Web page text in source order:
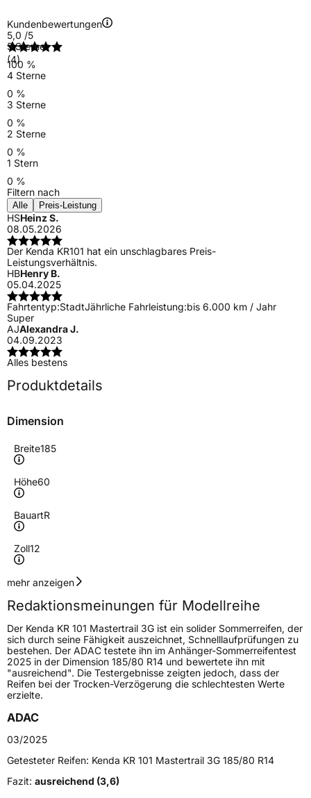
Kundenbewertungen
5,0 /5
(4)
5 Sterne
100 %
4 Sterne
0 %
3 Sterne
0 %
2 Sterne
0 %
1 Stern
0 %
Filtern nach
Alle Preis-Leistung
HSHeinz S.
08.05.2026
Der Kenda KR101 hat ein unschlagbares Preis-
Leistungsverhältnis.
HBHenry B.
05.04.2025
Fahrtentyp:StadtJährliche Fahrleistung:bis 6.000 km / Jahr
Super
AJAlexandra J.
04.09.2023
Alles bestens
Produktdetails
Dimension
Breite185
Höhe60
BauartR
Zoll12
Geschwindigkeitsindex
Höchstgeschwindigkeit
140 km/h
Lastindex104/102
Höchstlast900/850 kg
Gewicht (in kg)7,2 kg
Generelle Merkmale
Fahrzeugtyp
VerwendungSommerreifen
mehr anzeigen
Redaktionsmeinungen für Modellreihe
Der Kenda KR 101 Mastertrail 3G ist ein solider Sommerreifen, der
sich durch seine Fähigkeit auszeichnet, Schnelllaufprüfungen zu
bestehen. Der ADAC testete ihn im Anhänger-Sommerreifentest
2025 in der Dimension 185/80 R14 und bewertete ihn mit
"ausreichend". Die Testergebnisse zeigten jedoch, dass der
Reifen bei der Trocken-Verzögerung die schlechtesten Werte
erzielte.
ADAC
03/2025
Getesteter Reifen: Kenda KR 101 Mastertrail 3G 185/80 R14
Fazit: ausreichend (3,6)